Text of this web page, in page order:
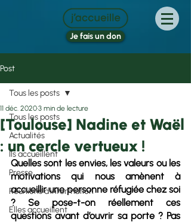
Je fais un don
Post
Tous les posts
Actualités
Ils accueillent
Presse
Réunions d'information
Elles accueillent
Tous les posts
[Toulouse] Nadine et Waël
: un cercle vertueux !
11 déc. 20203 min de lecture
Quelles sont les envies, les valeurs ou les
motivations qui nous amènent à
accueillir une personne réfugiée chez soi
? Se pose-t-on réellement ces
questions avant d’ouvrir sa porte ? Pas